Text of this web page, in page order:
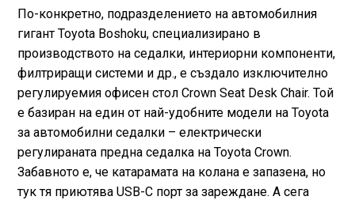
По-конкретно, подразделението на автомобилния
гигант Toyota Boshoku, специализирано в
производството на седалки, интериорни компоненти,
филтриращи системи и др., е създало изключително
регулируемия офисен стол Crown Seat Desk Chair. Той
е базиран на един от най-удобните модели на Toyota
за автомобилни седалки – електрически
регулираната предна седалка на Toyota Crown.
Забавното е, че катарамата на колана е запазена, но
тук тя приютява USB-C порт за зареждане. А сега